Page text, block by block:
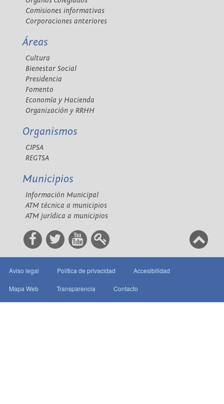
Comisiones informativas
Corporaciones anteriores
Áreas
Cultura
Bienestar Social
Presidencia
Fomento
Economía y Hacienda
Organización y RRHH
Organismos
CIPSA
REGTSA
Municipios
Información Municipal
ATM técnica a municipios
ATM jurídica a municipios
Aviso legal Política de privacidad Accesibilidad
Mapa Web Transparencia Contacto